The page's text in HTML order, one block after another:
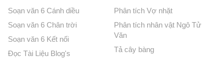
Soạn văn 6 Cánh diều
Soạn văn 6 Chân trời
Soạn văn 6 Kết nối
Đọc Tài Liệu Blog's
Phân tích Vợ nhặt
Phân tích nhân vật Ngô Tử
Văn
Tả cây bàng